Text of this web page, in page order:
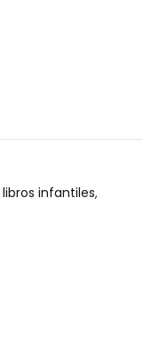
libros infantiles,